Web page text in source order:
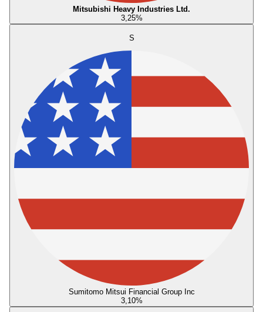
Mitsubishi Heavy Industries Ltd.
3,25%
S
Sumitomo Mitsui Financial Group Inc
3,10%